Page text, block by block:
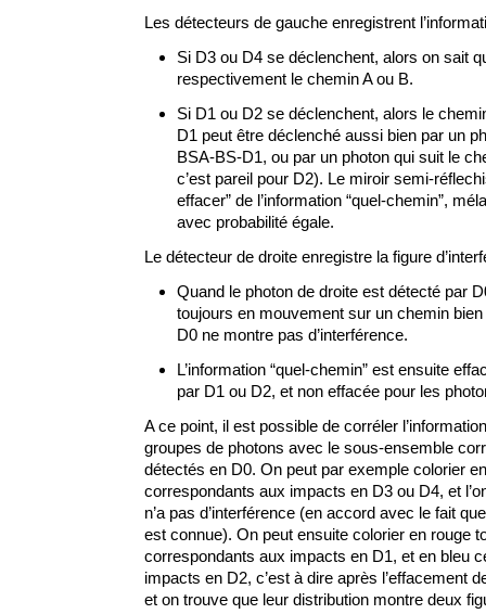
Les détecteurs de gauche enregistrent
Si D3 ou D4 se déclenchent, alors on sait
respectivement le chemin A ou B.
Si D1 ou D2 se déclenchent, alors le
D1 peut être déclenché aussi bien par un
BSA-BS-D1, ou par un photon qui suit le
c’est pareil pour D2). Le miroir semi-
effacer” de l’information “quel-chemin”,
avec probabilité égale.
Le détecteur de droite enregistre la figure
Quand le photon de droite est détecté par
toujours en mouvement sur un chemin
D0 ne montre pas d’interférence.
L’information “quel-chemin” est ensuite
par D1 ou D2, et non effacée pour les
A ce point, il est possible de corréler
groupes de photons avec le sous-ensemble
détectés en D0. On peut par exemple colorier
correspondants aux impacts en D3 ou D4, et
n’a pas d’interférence (en accord avec le fait
est connue). On peut ensuite colorier en rouge
correspondants aux impacts en D1, et en bleu
impacts en D2, c’est à dire après l’effacement
et on trouve que leur distribution montre deux